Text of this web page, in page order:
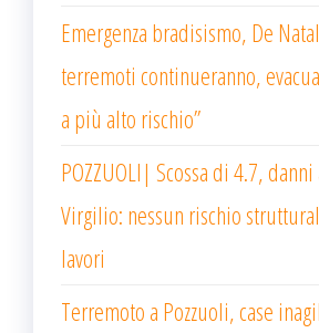
Emergenza bradisismo, De
terremoti continueranno,
a più alto rischio”
POZZUOLI| Scossa di 4.7,
Virgilio: nessun rischio
lavori
Terremoto a Pozzuoli, case